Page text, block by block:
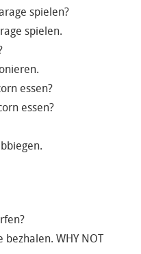
spielen?
spielen.
essen?
essen?
bezhalen. WHY NOT